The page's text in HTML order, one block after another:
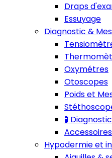
Draps
Essuyage
Diagnostic &
Oxymétres
Otoscopes
Poids et
🧪
Hypodermie et